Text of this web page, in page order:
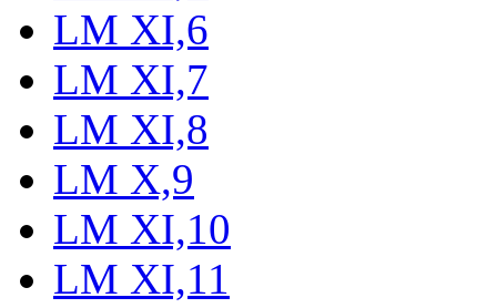
LM XI,6
LM XI,7
LM XI,8
LM X,9
LM XI,10
LM XI,11